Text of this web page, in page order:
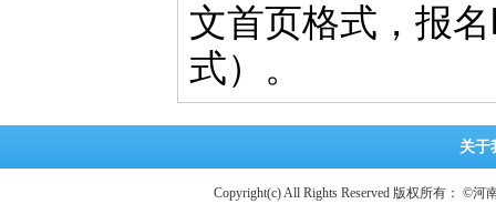
文首页格式，报
式）。
关于
Copyright(c) All Rights Reserved 版权所有： ©